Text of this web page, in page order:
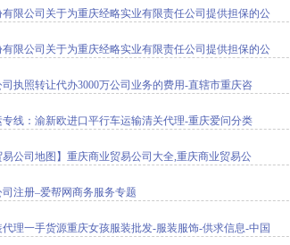
限公司关于为重庆经略实业有限责任公司提供担保的公
限公司关于为重庆经略实业有限责任公司提供担保的公
司执照转让代办3000万公司业务的费用-直辖市重庆咨
线：渝新欧进口平行车运输清关代理-重庆爱问分类
易公司地图】重庆商业贸易公司大全,重庆商业贸易公
注册–爱帮网商务服务专题
理一手货源重庆女孩服装批发-服装服饰-供求信息-中国